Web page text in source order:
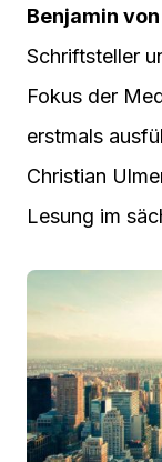
Benjamin
Schriftsteller
Fokus der
erstmals
Christian
Lesung im